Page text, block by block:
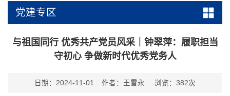
党建专区
与祖国同行 优秀共产党员风采｜钟翠萍：履职担当
守初心 争做新时代优秀党务人
日期：2024-11-01 作者：王雪永 浏览： 382次